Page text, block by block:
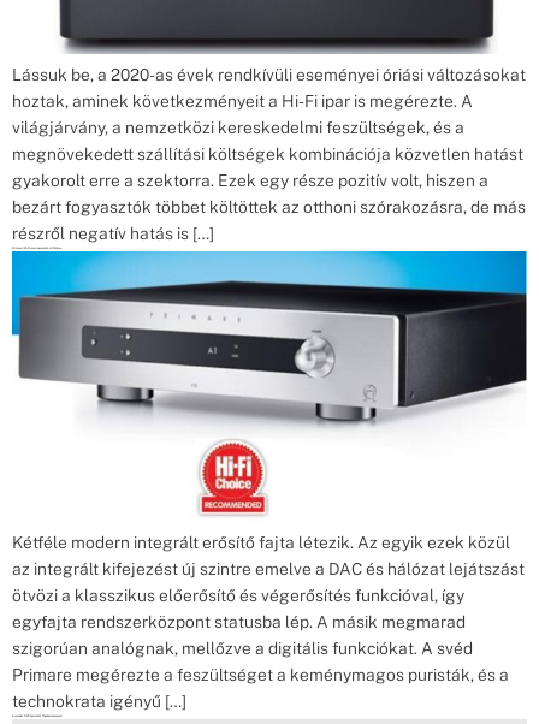
Lássuk be, a 2020-as évek rendkívüli eseményei óriási változásokat
hoztak, aminek következményeit a Hi-Fi ipar is megérezte. A
világjárvány, a nemzetközi kereskedelmi feszültségek, és a
megnövekedett szállítási költségek kombinációja közvetlen hatást
gyakorolt erre a szektorra. Ezek egy része pozitív volt, hiszen a
bezárt fogyasztók többet költöttek az otthoni szórakozásra, de más
részről negatív hatás is […]
Primare I25 Prisma bemutató Hifichoice
Kétféle modern integrált erősítő fajta létezik. Az egyik ezek közül
az integrált kifejezést új szintre emelve a DAC és hálózat lejátszást
ötvözi a klasszikus előerősítő és végerősítés funkcióval, így
egyfajta rendszerközpont statusba lép. A másik megmarad
szigorúan analógnak, mellőzve a digitális funkciókat. A svéd
Primare megérezte a feszültséget a keménymagos puristák, és a
technokrata igényű […]
Aurender N20 bemutató Theabsolutesound